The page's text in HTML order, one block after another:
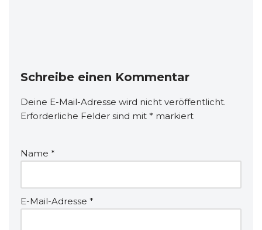
Schreibe einen Kommentar
Deine E-Mail-Adresse wird nicht veröffentlicht.
Erforderliche Felder sind mit * markiert
Name *
E-Mail-Adresse *